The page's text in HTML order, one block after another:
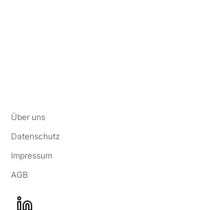
Über uns
Datenschutz
Impressum
AGB